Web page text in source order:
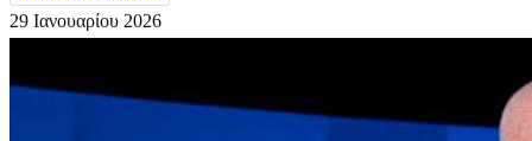
29 Ιανουαρίου 2026